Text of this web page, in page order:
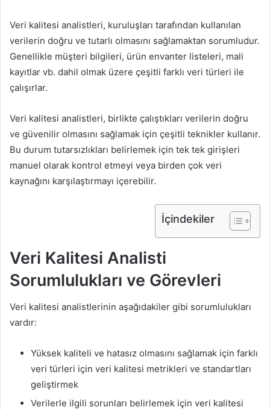
Veri kalitesi analistleri, kuruluşları tarafından kullanılan
verilerin doğru ve tutarlı olmasını sağlamaktan sorumludur.
Genellikle müşteri bilgileri, ürün envanter listeleri, mali
kayıtlar vb. dahil olmak üzere çeşitli farklı veri türleri ile
çalışırlar.
Veri kalitesi analistleri, birlikte çalıştıkları verilerin doğru
ve güvenilir olmasını sağlamak için çeşitli teknikler kullanır.
Bu durum tutarsızlıkları belirlemek için tek tek girişleri
manuel olarak kontrol etmeyi veya birden çok veri
kaynağını karşılaştırmayı içerebilir.
İçindekiler
Veri Kalitesi Analisti
Sorumlulukları ve Görevleri
Veri kalitesi analistlerinin aşağıdakiler gibi sorumlulukları
vardır:
Yüksek kaliteli ve hatasız olmasını sağlamak için farklı
veri türleri için veri kalitesi metrikleri ve standartları
geliştirmek
Verilerle ilgili sorunları belirlemek için veri kalitesi